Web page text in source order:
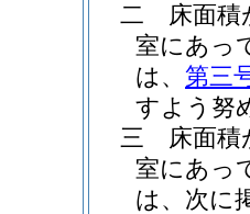
二
床面
室にあっ
は、 第三
すよう努
三
床面
室にあっ
は、次に